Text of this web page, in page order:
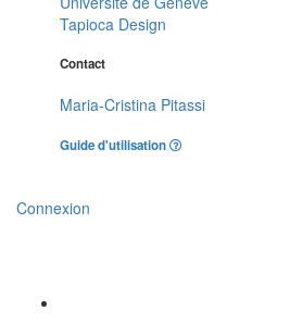
Tapioca Design
Contact
Maria-Cristina Pitassi
Guide d'utilisation
Connexion